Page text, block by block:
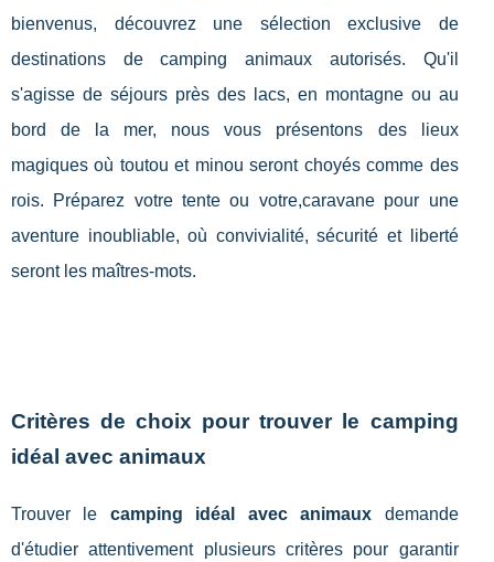
bienvenus, découvrez une sélection exclusive de
destinations de camping animaux autorisés. Qu'il
s'agisse de séjours près des lacs, en montagne ou au
bord de la mer, nous vous présentons des lieux
magiques où toutou et minou seront choyés comme des
rois. Préparez votre tente ou votre,caravane pour une
aventure inoubliable, où convivialité, sécurité et liberté
seront les maîtres-mots.
Critères de choix pour trouver le camping
idéal avec animaux
Trouver le camping idéal avec animaux demande
d'étudier attentivement plusieurs critères pour garantir